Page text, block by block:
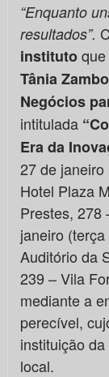
“Enquanto
resultados”.
institutoque
Tânia
Negócios
intitulada
Era da
27 de
Hotel Plaza
Prestes, 278
janeiro
Auditório da
239 – Vila
mediante a
perecível,
instituição
local.